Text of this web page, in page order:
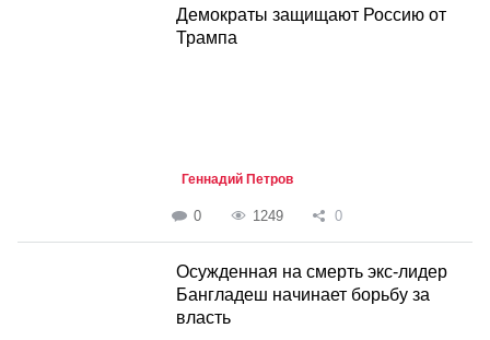
Демократы защищают Россию от
Трампа
Геннадий Петров
0 1249 0
Осужденная на смерть экс-лидер
Бангладеш начинает борьбу за
власть